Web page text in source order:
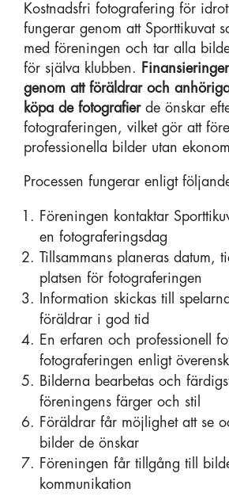
Kostnadsfri fotografering för
fungerar genom att Sporttikuvat
med föreningen och tar alla
för själva klubben.
genom att föräldrar och
köpa de fotografierde önskar
fotograferingen, vilket gör att
professionella bilder utan
Processen fungerar enligt
Föreningen kontaktar
en fotograferingsdag
Tillsammans planeras datum,
platsen för fotograferingen
Information skickas till
föräldrar i god tid
En erfaren och professionell
fotograferingen enligt
Bilderna bearbetas och
föreningens färger och stil
Föräldrar får möjlighet att se
bilder de önskar
Föreningen får tillgång till
kommunikation